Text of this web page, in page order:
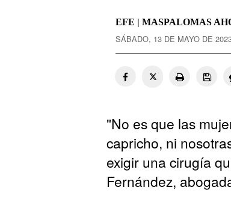
EFE | MASPALOMAS
SÁBADO, 13 DE MAYO DE
"No es que las
capricho, ni
exigir una cirugía
Fernández,